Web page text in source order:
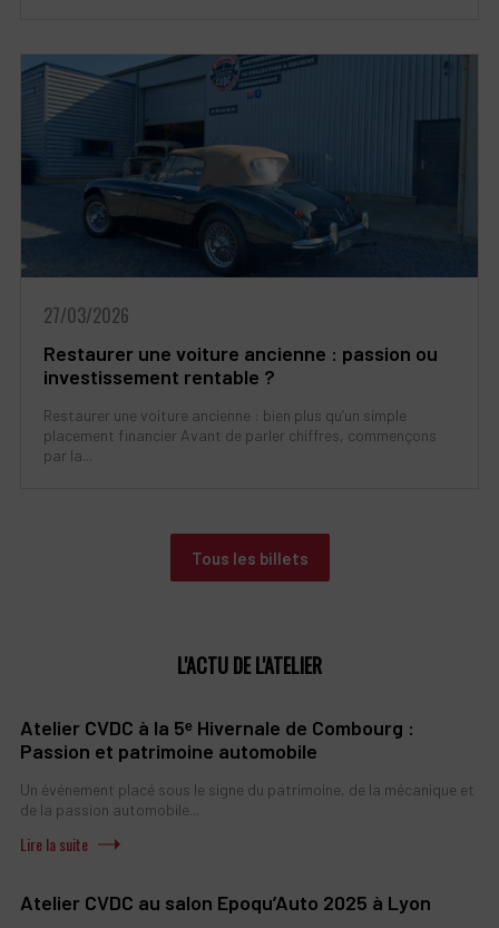
27/03/2026
Restaurer une voiture ancienne : passion ou
investissement rentable ?
Restaurer une voiture ancienne : bien plus qu’un simple
placement financier Avant de parler chiffres, commençons
par la...
Tous les billets
L'ACTU DE L'ATELIER
Atelier CVDC à la 5ᵉ Hivernale de Combourg :
Passion et patrimoine automobile
Un événement placé sous le signe du patrimoine, de la mécanique et
de la passion automobile...
Atelier CVDC au salon Epoqu’Auto 2025 à Lyon